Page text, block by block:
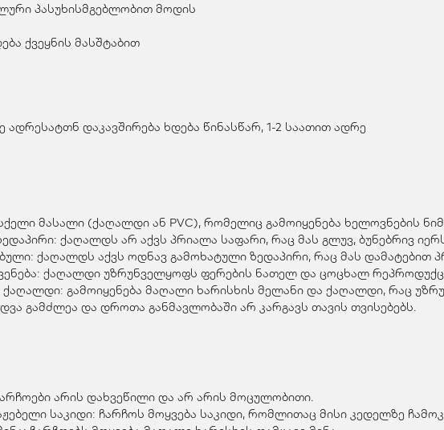
პასუხისმგებლობით მოდის
ქვეყნის მასშტაბით
დაკავშირება ხდება წინასწარ, 1-2 საათით ადრე
მასალი (ქაღალდი ან PVC), რომელიც გამოიყენება ხელოვნების
ქაღალდს არ აქვს პრიალა საფარი, რაც მას გლუვ, ბუნებრივ
ქაღალდს აქვს ოდნავ გამოხატული ზედაპირი, რაც მას დამატებით
ქაღალდი უზრუნველყოფს ფერების ნათელ და ცოცხალ
გამოიყენება მაღალი ხარისხის მელანი და ქაღალდი, რაც
გამძლეა და დროთა განმავლობაში არ კარგავს თავის თვისებებს.
არის დახვეწილი და არ არის მოცულობითი.
საკიდი: ჩარჩოს მოყვება საკიდი, რომლითაც მისი კედელზე